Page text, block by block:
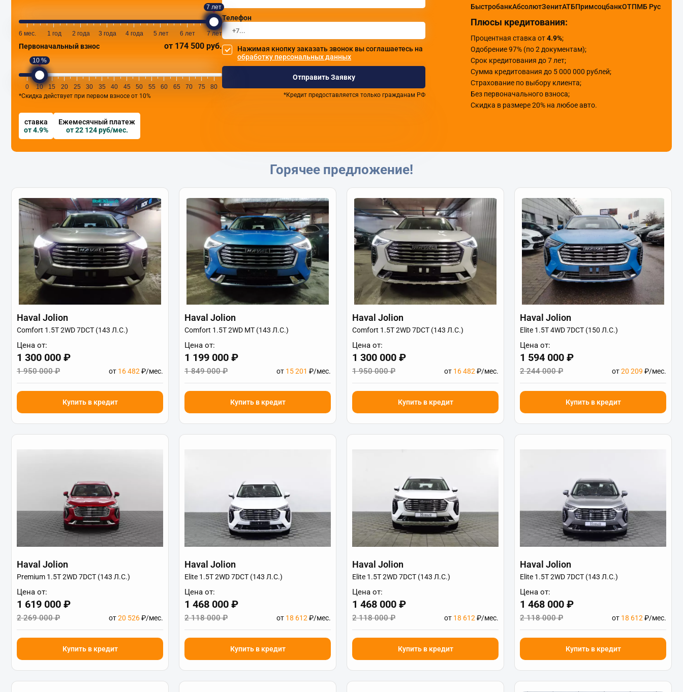
7 лет
6 мес. 1 год 2 года 3 года 4 года 5 лет 6 лет 7 лет
Первоначальный взнос от 174 500 руб.
10 %
0 10 15 20 25 30 35 40 45 50 55 60 65 70 75
80
*Скидка действует при первом взносе от 10%
ставка
от 4.9%
Ежемесячный платеж
от 22 124 руб/мес.
Телефон
Нажимая кнопку заказать звонок вы соглашаетесь на
обработку персональных данных
Отправить Заявку
*Кредит предоставляется только гражданам РФ
БыстробанкАбсолютЗенитАТБПримсоцбанкОТПМБ Рус
Плюсы кредитования:
Процентная ставка от4.9%;
Одобрение 97% (по 2 документам);
Срок кредитования до 7 лет;
Сумма кредитования до 5 000 000 рублей;
Страхование по выбору клиента;
Без первоначального взноса;
Скидка в размере 20% на любое авто.
Горячее предложение!
Haval Jolion
Comfort 1.5T 2WD 7DCT (143 Л.С.)
Цена от:
1 300 000 ₽
1 950 000 ₽ от 16 482 ₽/мес.
Купить в кредит
Haval Jolion
Comfort 1.5T 2WD MT (143 Л.С.)
Цена от:
1 199 000 ₽
1 849 000 ₽ от 15 201 ₽/мес.
Купить в кредит
Haval Jolion
Comfort 1.5T 2WD 7DCT (143 Л.С.)
Цена от:
1 300 000 ₽
1 950 000 ₽ от 16 482 ₽/мес.
Купить в кредит
Haval Jolion
Elite 1.5T 4WD 7DCT (150 Л.С.)
Цена от:
1 594 000 ₽
2 244 000 ₽ от20 209 ₽/мес.
Купить в кредит
Haval Jolion
Premium 1.5T 2WD 7DCT (143 Л.С.)
Цена от:
1 619 000 ₽
2 269 000 ₽ от20 526₽/мес.
Купить в кредит
Haval Jolion
Elite 1.5T 2WD 7DCT (143 Л.С.)
Цена от:
1 468 000 ₽
2 118 000 ₽ от 18 612 ₽/мес.
Купить в кредит
Haval Jolion
Elite 1.5T 2WD 7DCT (143 Л.С.)
Цена от:
1 468 000 ₽
2 118 000 ₽ от 18 612 ₽/мес.
Купить в кредит
Haval Jolion
Elite 1.5T 2WD 7DCT (143 Л.С.)
Цена от:
1 468 000 ₽
2 118 000 ₽ от 18 612 ₽/мес.
Купить в кредит